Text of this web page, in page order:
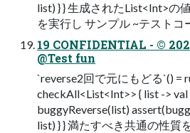
list) } } 生成されたList<Int>の
を実行し サンプル ~テストコ
19 CONFIDENTIAL - ©
@Test fun
`reverse2回で元にもどる`() =
checkAll<List<Int>> { list -> val
buggyReverse(list)
list) } } 満たすべき共通の性質